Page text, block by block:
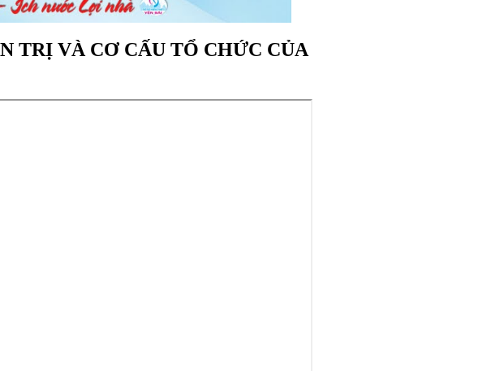
TRỊ VÀ CƠ CẤU TỔ CHỨC CỦA